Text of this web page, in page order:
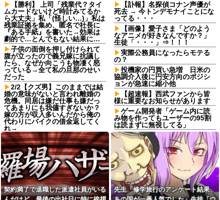
【勝利】 上司「残業代？タイ
ムカードないけど時計みてるか
ら大丈夫」私「(怪しい…)」私は
残業証拠を集め、匿名で社長に
『ある手紙』を書いた→効果は
劇的で…とんでもない結果に…
子供の面倒を押し付けられて
腹が立ったので義兄嫁に抗議し
たら、なぜか向こうも物凄く怒
っている→全て私の旦那のせい
だった
2/2【クズ男】このままでは結
婚の意味がないと言われ離婚の
危機。同居は嫌だ仕事も嫌だっ
てあまりにも我儘すぎないか？
嫁の方が収入多いんだから俺の
代わりにバイクの借金返してく
れ→
彼女と紫陽花見に行ったらス
ニーカーを履いてきてた。普通
かわいいぺたんこ靴とかじゃな
いの？コーヒーや手作り菓子も
持ってこないしさぁ…
転校生と仲良くなってその子
の家に遊びに行ったら私が小さ
い頃に撮った写真があった
【訃報】名探偵コナン声優が
死去 → 今トンデモナイことにな
ってる・・・
【画像】愛子さま「どのよう
なアニメが好きなんですか？」
生徒「・・・」⇒！！！
実際公務員になったらモテる
の？
投機家の円買い急増 日米の
協調介入後に円安方向のポジシ
ョンが急速に縮小他
【超速報】西武ファンから皆
様に重要なお知らせがあります
ゲーム開発者「ゲーム内に読
み物を作ってもユーザーの95割
は読まずに無視してる」
彼氏の家に遊びに行ったら彼
母が大皿から唐揚げを素手でつ
まんでひとくちかじり、残りを
大皿へ戻した。私目が点。あり
えないと彼氏に言ったら彼氏激
おこ
娘の下着をチェックして職場
に暴露する狂気の母親！娘の彼
氏を呪い「洗濯物のパンツ見て
契約満了で退職した派遣社員がいる
先生「修学旅行のアンケート結果、